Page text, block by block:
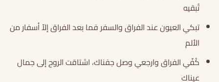
تُبقيه
تبكي العيون عند الفراق والسفر فما بعد الفراق إلاّ أسفار من
الألم
كُفّي الفراق وارجعي وصل جفناك، اشتاقت الروح إلى جمال
عيناك